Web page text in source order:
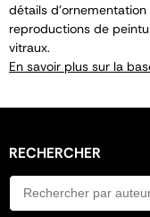
détails d’ornementation
reproductions de
vitraux.
En savoir plus sur la
RECHERCHER